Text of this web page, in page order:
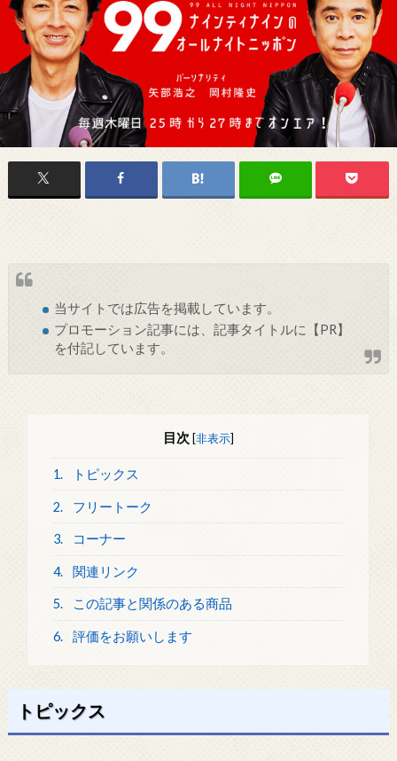
当サイトでは広告を掲載しています。
プロモーション記事には、記事タイトルに【PR】
を付記しています。
目次 [非表示]
1. トピックス
2. フリートーク
3. コーナー
4. 関連リンク
5. この記事と関係のある商品
6. 評価をお願いします
トピックス